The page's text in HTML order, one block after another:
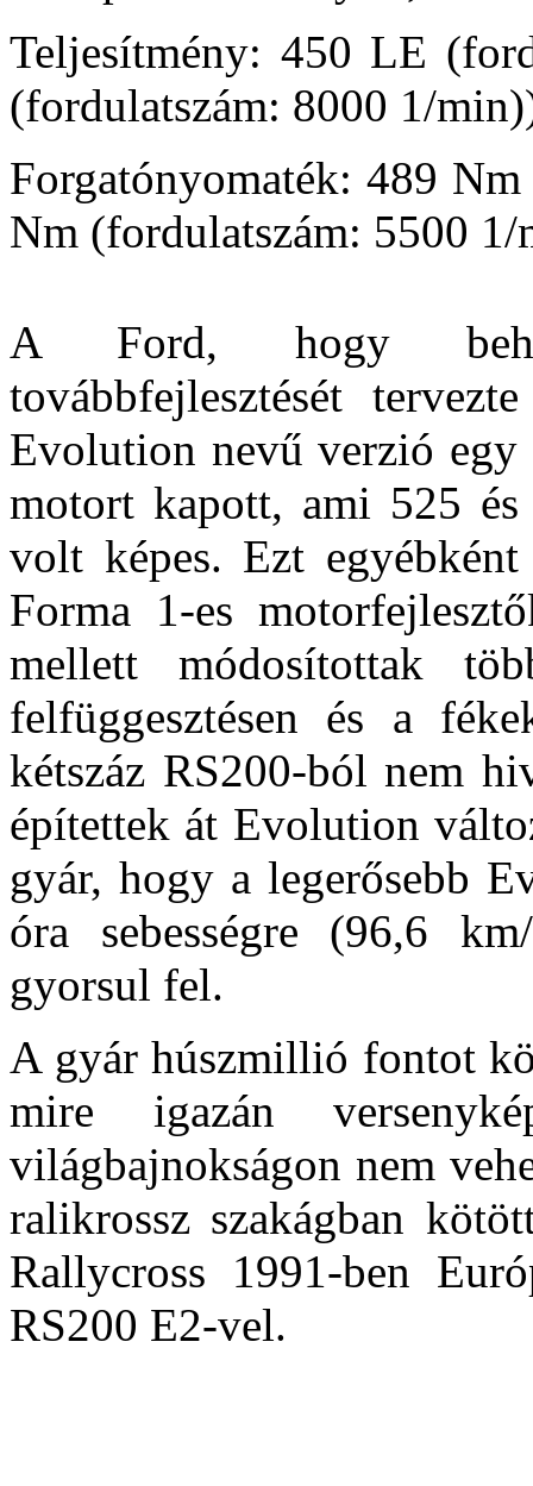
Teljesítmény: 450 LE
(fordulatszám: 8000 1/
Forgatónyomaték: 489
Nm (fordulatszám: 5500
A Ford, hogy
továbbfejlesztését
Evolution nevű verzió
motort kapott, ami 525
volt képes. Ezt
Forma 1-es
mellett módosítottak
felfüggesztésen és a
kétszáz RS200-ból nem
építettek át Evolution
gyár, hogy a legerősebb
óra sebességre (96,6
gyorsul fel.
A gyár húszmillió fontot
mire igazán
világbajnokságon nem
ralikrossz szakágban
Rallycross 1991-ben
RS200 E2-vel.